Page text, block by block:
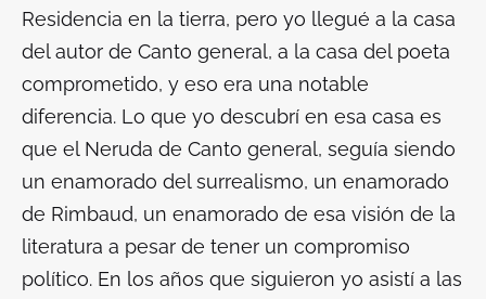
Residencia en la tierra, pero yo llegué a la casa
del autor de Canto general, a la casa del poeta
comprometido, y eso era una notable
diferencia. Lo que yo descubrí en esa casa es
que el Neruda de Canto general, seguía siendo
un enamorado del surrealismo, un enamorado
de Rimbaud, un enamorado de esa visión de la
literatura a pesar de tener un compromiso
político. En los años que siguieron yo asistí a las